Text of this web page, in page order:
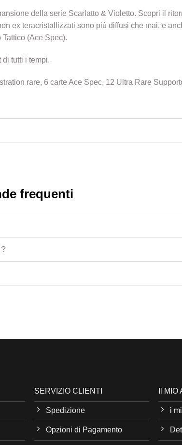
della serie Scarlatto & Violetto. Scopri il
ex teracristallizzati sono più diffusi che mai, e
(Ace Spec).
tutti i tempi.
rare, 6 carte Ace Spec, 12 Ultra Rare
frequenti
SERVIZIO CLIENTI
Spedizione
Opzioni di Pagamento
Il
i